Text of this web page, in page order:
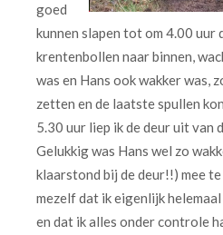
goed
kunnen slapen tot om 4.00 uur
krentenbollen naar binnen,
was en Hans ook wakker was,
zetten en de laatste spullen
5.30 uur liep ik de deur uit van
Gelukkig was Hans wel zo
klaarstond bij de deur!!) mee
mezelf dat ik eigenlijk
en dat ik alles onder controle